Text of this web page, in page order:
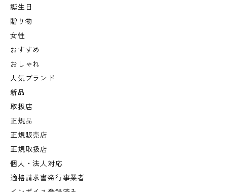
誕生日
贈り物
女性
おすすめ
おしゃれ
人気ブランド
新品
取扱店
正規品
正規販売店
正規取扱店
個人・法人対応
適格請求書発行事業者